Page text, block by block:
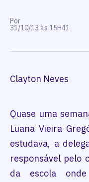
Por
31/10/13 às 15H41
Clayton Neves
Quase uma
Luana Vieira
estudava, a
responsável pelo
da escola